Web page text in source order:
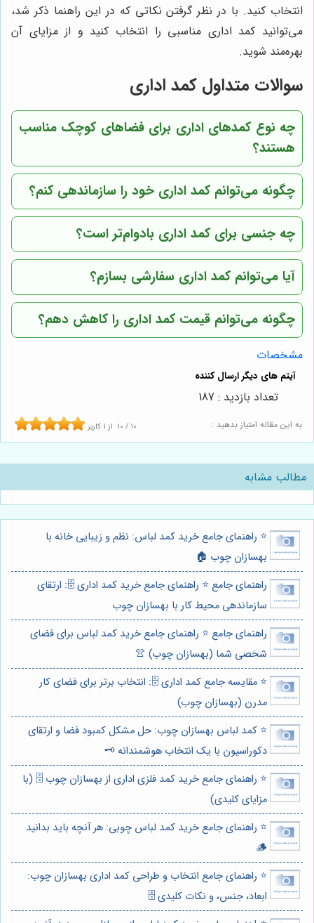
انتخاب کنید. با در نظر گرفتن نکاتی که در این راهنما ذکر شد،
می‌توانید کمد اداری مناسبی را انتخاب کنید و از مزایای آن
بهره‌مند شوید.
سوالات متداول کمد اداری
چه نوع کمدهای اداری برای فضاهای کوچک مناسب
هستند؟
چگونه می‌توانم کمد اداری خود را سازماندهی کنم؟
چه جنسی برای کمد اداری بادوام‌تر است؟
آیا می‌توانم کمد اداری سفارشی بسازم؟
چگونه می‌توانم قیمت کمد اداری را کاهش دهم؟
مشخصات
به این مقاله امتیاز بدهید : 10 / 10 از 1 کاربر
تعداد بازدید : 187
مطالب مشابه
⭐️ راهنمای جامع خرید کمد لباس: نظم و زیبایی خانه با
بهسازان چوب 🏠
راهنمای جامع ⭐️ راهنمای جامع خرید کمد اداری 🗄️: ارتقای
سازماندهی محیط کار با بهسازان چوب
راهنمای جامع ⭐️ راهنمای جامع خرید کمد لباس برای فضای
شخصی شما (بهسازان چوب) 👚
⭐️ مقایسه جامع کمد اداری 🗄️: انتخاب برتر برای فضای کار
مدرن (بهسازان چوب)
⭐️ کمد لباس بهسازان چوب: حل مشکل کمبود فضا و ارتقای
دکوراسیون با یک انتخاب هوشمندانه 🗝️
⭐️ راهنمای جامع خرید کمد فلزی اداری از بهسازان چوب 🗄️ (با
مزایای کلیدی)
⭐️ راهنمای جامع خرید کمد لباس چوبی: هر آنچه باید بدانید
🪵
⭐️ راهنمای جامع انتخاب و طراحی کمد اداری بهسازان چوب:
ابعاد، جنس، و نکات کلیدی 🗄️